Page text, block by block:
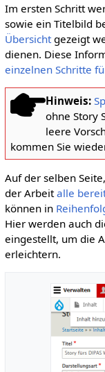
Im ersten Schritt
sowie ein Titelbild
Übersichtgezeigt
dienen. Diese
einzelnen Schritte
Hinweis:
ohne Story
leere
kommen Sie
Auf der selben
der Arbeitalle
können in
Hier werden auch
eingestellt, um die
erleichtern.